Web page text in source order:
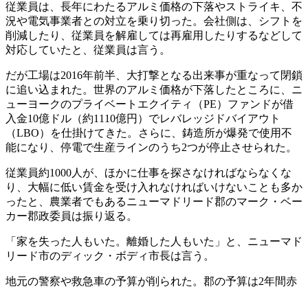
従業員は、長年にわたるアルミ価格の下落やストライキ、不
況や電気事業者との対立を乗り切った。会社側は、シフトを
削減したり、従業員を解雇しては再雇用したりするなどして
対応していたと、従業員は言う。
だが工場は2016年前半、大打撃となる出来事が重なって閉鎖
に追い込まれた。世界のアルミ価格が下落したところに、ニ
ューヨークのプライベートエクイティ（PE）ファンドが借
入金10億ドル（約1110億円）でレバレッジドバイアウト
（LBO）を仕掛けてきた。さらに、鋳造所が爆発で使用不
能になり、停電で生産ラインのうち2つが停止させられた。
従業員約1000人が、ほかに仕事を探さなければならなくな
り、大幅に低い賃金を受け入れなければいけないことも多か
ったと、農業者でもあるニューマドリード郡のマーク・ベー
カー郡政委員は振り返る。
「家を失った人もいた。離婚した人もいた」と、ニューマド
リード市のディック・ボディ市長は言う。
地元の警察や救急車の予算が削られた。郡の予算は2年間赤